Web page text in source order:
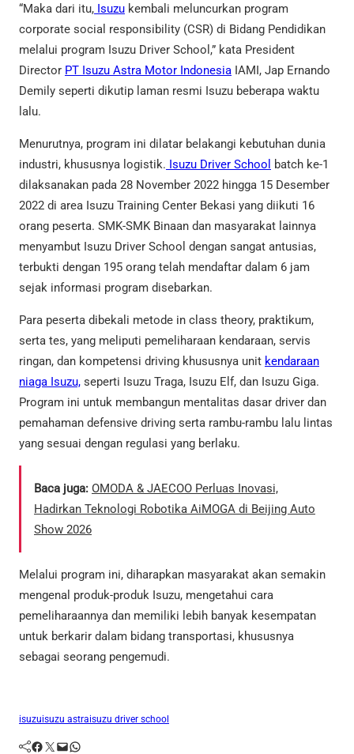
“Maka dari itu, Isuzu kembali meluncurkan program
corporate social responsibility (CSR) di Bidang Pendidikan
melalui program Isuzu Driver School,” kata President
Director PT Isuzu Astra Motor Indonesia IAMI, Jap Ernando
Demily seperti dikutip laman resmi Isuzu beberapa waktu
lalu.
Menurutnya, program ini dilatar belakangi kebutuhan dunia
industri, khususnya logistik. Isuzu Driver School
batch ke-1
dilaksanakan pada 28 November 2022 hingga 15 Desember
2022 di area Isuzu Training Center Bekasi yang diikuti 16
orang peserta. SMK-SMK Binaan dan masyarakat lainnya
menyambut Isuzu Driver School dengan sangat antusias,
terbukti dengan 195 orang telah mendaftar dalam 6 jam
sejak informasi program disebarkan.
Para peserta dibekali metode in class theory, praktikum,
serta tes, yang meliputi pemeliharaan kendaraan, servis
ringan, dan kompetensi driving khususnya unit kendaraan
niaga Isuzu, seperti Isuzu Traga, Isuzu Elf, dan Isuzu Giga.
Program ini untuk membangun mentalitas dasar driver dan
pemahaman defensive driving serta rambu-rambu lalu lintas
yang sesuai dengan regulasi yang berlaku.
Baca juga: OMODA & JAECOO Perluas Inovasi,
Hadirkan Teknologi Robotika AiMOGA di Beijing Auto
Show 2026
Melalui program ini, diharapkan masyarakat akan semakin
mengenal produk-produk Isuzu, mengetahui cara
pemeliharaannya dan memiliki lebih banyak kesempatan
untuk berkarir dalam bidang transportasi, khususnya
sebagai seorang pengemudi.
isuzuisuzu astraisuzu driver school
Facebook Twitter Mail WhatsApp